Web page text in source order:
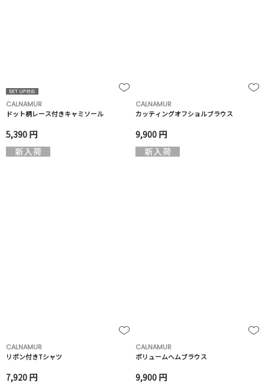
CALNAMUR
ドット柄レース付きキャミソール
5,390 円
CALNAMUR
カッティングオフショルブラウス
9,900 円
CALNAMUR
リボン付きTシャツ
7,920 円
CALNAMUR
ボリュームヘムブラウス
9,900 円